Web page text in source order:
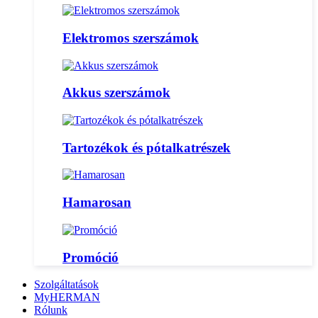
Elektromos szerszámok
Akkus szerszámok
Tartozékok és pótalkatrészek
Hamarosan
Promóció
Szolgáltatások
MyHERMAN
Rólunk